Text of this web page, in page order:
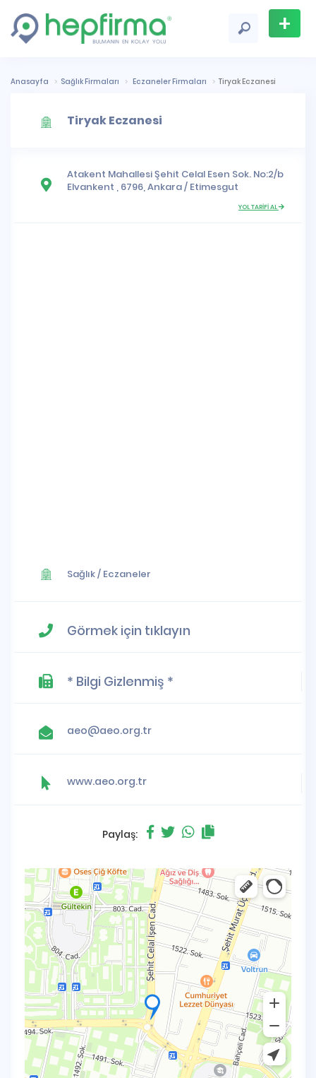
+
Ekle
Anasayfa Sağlık Firmaları Eczaneler Firmaları Tiryak Eczanesi
Tiryak Eczanesi
Atakent MahallesiŞehit Celal Esen Sok. No:2/b
Elvankent , 6796,Ankara/ Etimesgut
YOL TARİFİ AL
Sağlık/ Eczaneler
Görmek için tıklayın
* Bilgi Gizlenmiş *
aeo@aeo.org.tr
www.aeo.org.tr
Paylaş: